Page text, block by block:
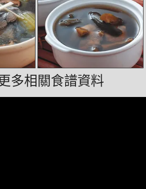
多相關食譜資料